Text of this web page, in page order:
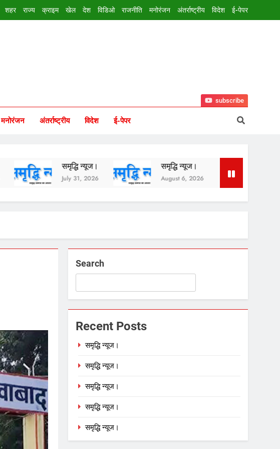
शहर राज्य क्राइम खेल देश विडिओ राजनीति मनोरंजन अंतर्राष्ट्रीय विदेश ई-पेपर
मनोरंजन अंतर्राष्ट्रीय विदेश ई-पेपर
subscribe
समृद्धि न्यूज।
July 31, 2026
समृद्धि न्यूज।
August 6, 2026
समृद्धि न्यूज।
August 5, 2026
Search
Recent Posts
समृद्धि न्यूज।
समृद्धि न्यूज।
समृद्धि न्यूज।
समृद्धि न्यूज।
समृद्धि न्यूज।